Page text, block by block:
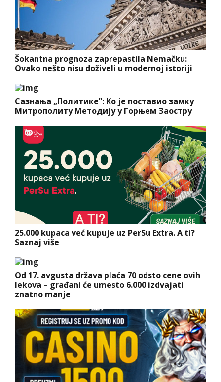
Šokantna prognoza zaprepastila Nemačku:
Ovako nešto nisu doživeli u modernoj istoriji
Сазнања „Политике”: Ко је поставио замку
Митрополиту Методију у Горњем Заостру
25.000 kupaca već kupuje uz PerSu Extra. A ti?
Saznaj više
Od 17. avgusta država plaća 70 odsto cene ovih
lekova – građani će umesto 6.000 izdvajati
znatno manje